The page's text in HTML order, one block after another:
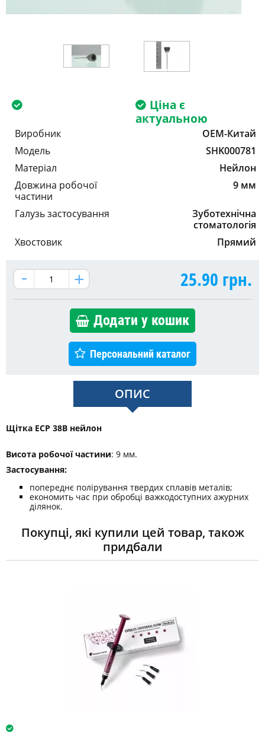
Ціна є
актуальною
Виробник
OEM-Китай
Модель
SHK000781
Матеріал
Нейлон
Довжина робочої
частини
9 мм
Галузь застосування
Зуботехнічна
стоматологія
Хвостовик
Прямий
25.90 грн.
Додати у кошик
Персональний каталог
ОПИС
Щітка ECP 38B нейлон
Висота робочої частини: 9 мм.
Застосування:
попереднє полірування твердих сплавів металів;
економить час при обробці важкодоступних ажурних
ділянок.
Покупці, які купили цей товар, також
придбали